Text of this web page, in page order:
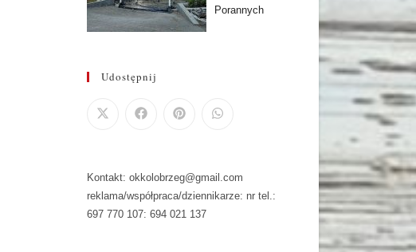
Porannych
Udostępnij
Kontakt: okkolobrzeg@gmail.com
reklama/współpraca/dziennikarze: nr tel.:
697 770 107: 694 021 137